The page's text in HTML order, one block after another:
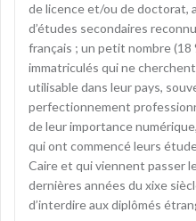
de licence et/ou de doctorat,
d’études secondaires
français ; un petit nombre (18
immatriculés qui ne
utilisable dans leur pays,
perfectionnement
de leur importance
qui ont commencé leurs
Caire et qui viennent passer
dernières années du xixe
d’interdire aux diplômés